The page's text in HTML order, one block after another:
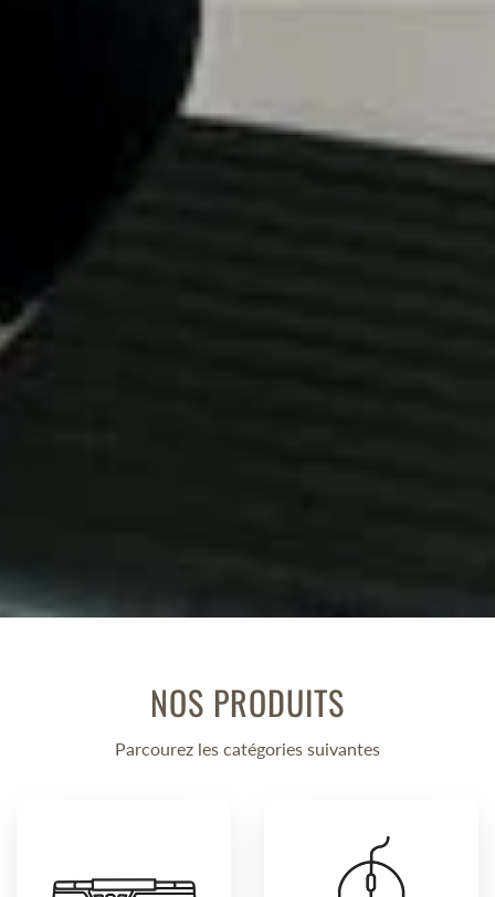
NOS PRODUITS
Parcourez les catégories suivantes